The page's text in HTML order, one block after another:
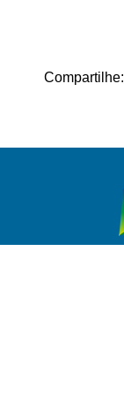
Compartilhe: